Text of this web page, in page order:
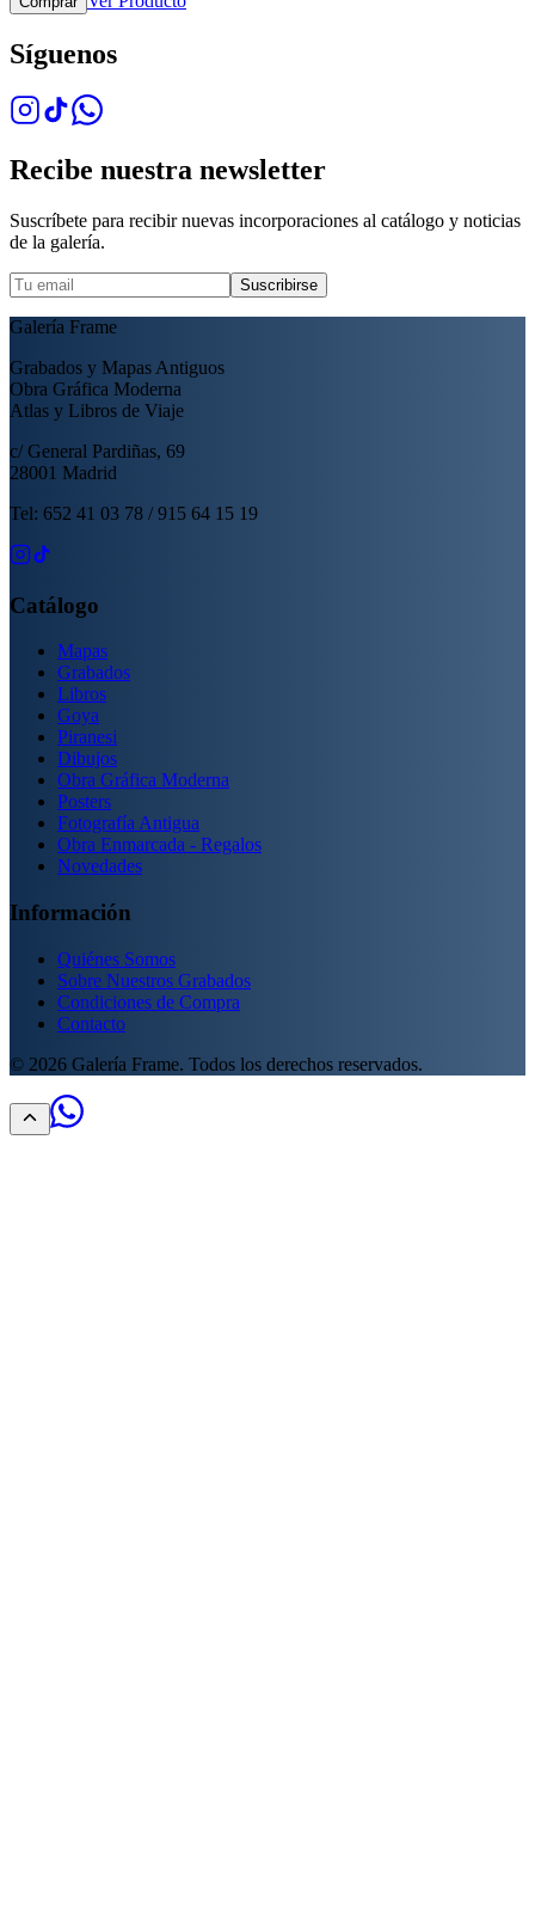
Síguenos
Recibe nuestra newsletter
Suscríbete para recibir nuevas incorporaciones al catálogo y noticias
de la galería.
Suscribirse
Galería Frame
Grabados y Mapas Antiguos
Obra Gráfica Moderna
Atlas y Libros de Viaje
c/ General Pardiñas, 69
28001 Madrid
Tel: 652 41 03 78 / 915 64 15 19
Catálogo
Mapas
Grabados
Libros
Goya
Piranesi
Dibujos
Obra Gráfica Moderna
Posters
Fotografía Antigua
Obra Enmarcada - Regalos
Novedades
Información
Quiénes Somos
Sobre Nuestros Grabados
Condiciones de Compra
Contacto
© 2026 Galería Frame. Todos los derechos reservados.